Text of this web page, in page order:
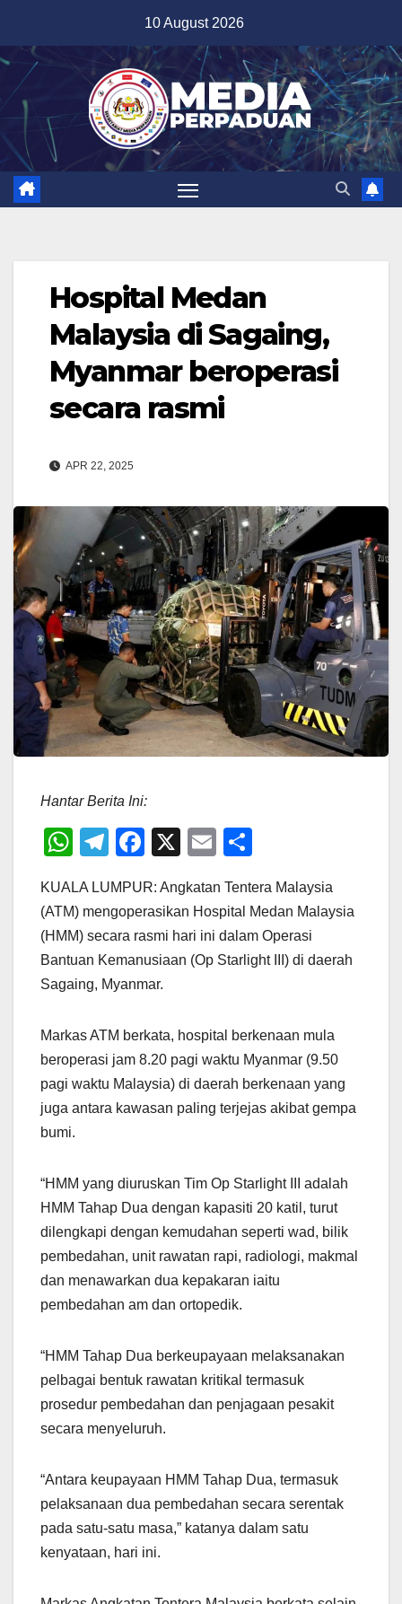
content
10 August 2026
Hospital Medan
Malaysia di Sagaing,
Myanmar beroperasi
secara rasmi
APR 22, 2025
Hantar Berita Ini:
W
at
s
A
p
T
e
gr
a
m
F
c
e
b
o
k
X
E
ail ar
e
KUALA LUMPUR: Angkatan Tentera Malaysia
(ATM) mengoperasikan Hospital Medan Malaysia
(HMM) secara rasmi hari ini dalam Operasi
Bantuan Kemanusiaan (Op Starlight III) di daerah
Sagaing, Myanmar.
Markas ATM berkata, hospital berkenaan mula
beroperasi jam 8.20 pagi waktu Myanmar (9.50
pagi waktu Malaysia) di daerah berkenaan yang
juga antara kawasan paling terjejas akibat gempa
bumi.
“HMM yang diuruskan Tim Op Starlight III adalah
HMM Tahap Dua dengan kapasiti 20 katil, turut
dilengkapi dengan kemudahan seperti wad, bilik
pembedahan, unit rawatan rapi, radiologi, makmal
dan menawarkan dua kepakaran iaitu
pembedahan am dan ortopedik.
“HMM Tahap Dua berkeupayaan melaksanakan
pelbagai bentuk rawatan kritikal termasuk
prosedur pembedahan dan penjagaan pesakit
secara menyeluruh.
“Antara keupayaan HMM Tahap Dua, termasuk
pelaksanaan dua pembedahan secara serentak
pada satu-satu masa,” katanya dalam satu
kenyataan, hari ini.